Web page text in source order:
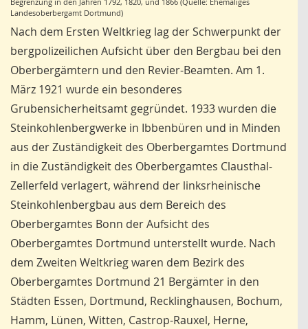
Landesoberbergamt Dortmund)
Nach dem Ersten Weltkrieg lag der Schwerpunkt der
bergpolizeilichen Aufsicht über den Bergbau bei den
Oberbergämtern und den Revier-Beamten. Am 1.
März 1921 wurde ein besonderes
Grubensicherheitsamt gegründet. 1933 wurden die
Steinkohlenbergwerke in Ibbenbüren und in Minden
aus der Zuständigkeit des Oberbergamtes Dortmund
in die Zuständigkeit des Oberbergamtes Clausthal-
Zellerfeld verlagert, während der linksrheinische
Steinkohlenbergbau aus dem Bereich des
Oberbergamtes Bonn der Aufsicht des
Oberbergamtes Dortmund unterstellt wurde. Nach
dem Zweiten Weltkrieg waren dem Bezirk des
Oberbergamtes Dortmund 21 Bergämter in den
Städten Essen, Dortmund, Recklinghausen, Bochum,
Hamm, Lünen, Witten, Castrop-Rauxel, Herne,